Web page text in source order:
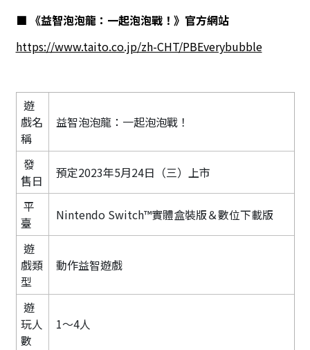
■ 《益智泡泡龍：一起泡泡戰！》官方網站
https://www.taito.co.jp/zh-CHT/PBEverybubble
遊
戲名
稱
益智泡泡龍：一起泡泡戰！
發
售日
預定2023年5月24日（三）上市
平
臺
Nintendo Switch™實體盒裝版＆數位下載版
遊
戲類
型
動作益智遊戲
遊
玩人
數
1～4人